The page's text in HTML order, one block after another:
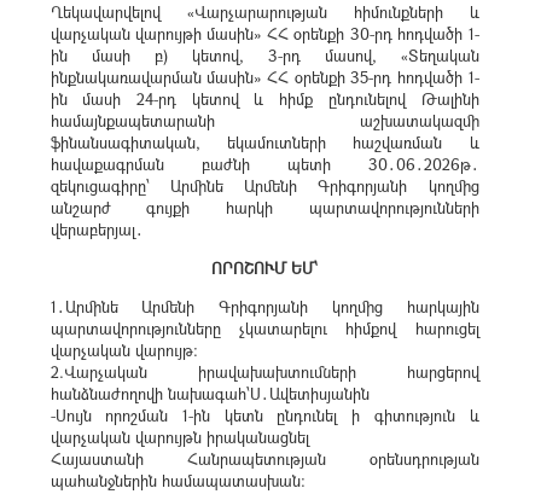
Ղեկավարվելով «Վարչարարության հիմունքների և
վարչական վարույթի մասին» ՀՀ օրենքի 30-րդ հոդվածի 1-
ին մասի բ) կետով, 3-րդ մասով, «Տեղական
ինքնակառավարման մասին» ՀՀ օրենքի 35-րդ հոդվածի 1-
ին մասի 24-րդ կետով և հիմք ընդունելով Թալինի
համայնքապետարանի աշխատակազմի
ֆինանսագիտական, եկամուտների հաշվառման և
հավաքագրման բաժնի պետի 30․06․2026թ․
զեկուցագիրը՝ Արմինե Արմենի Գրիգորյանի կողմից
անշարժ գույքի հարկի պարտավորությունների
վերաբերյալ․
ՈՐՈՇՈՒՄ ԵՄ՝
1․Արմինե Արմենի Գրիգորյանի կողմից հարկային
պարտավորությունները չկատարելու հիմքով հարուցել
վարչական վարույթ։
2.Վարչական իրավախախտումների հարցերով
հանձնաժողովի նախագահ՝Ս․Ավետիսյանին
-Սույն որոշման 1-ին կետն ընդունել ի գիտություն և
վարչական վարույթն իրականացնել
Հայաստանի Հանրապետության օրենսդրության
պահանջներին համապատասխան։